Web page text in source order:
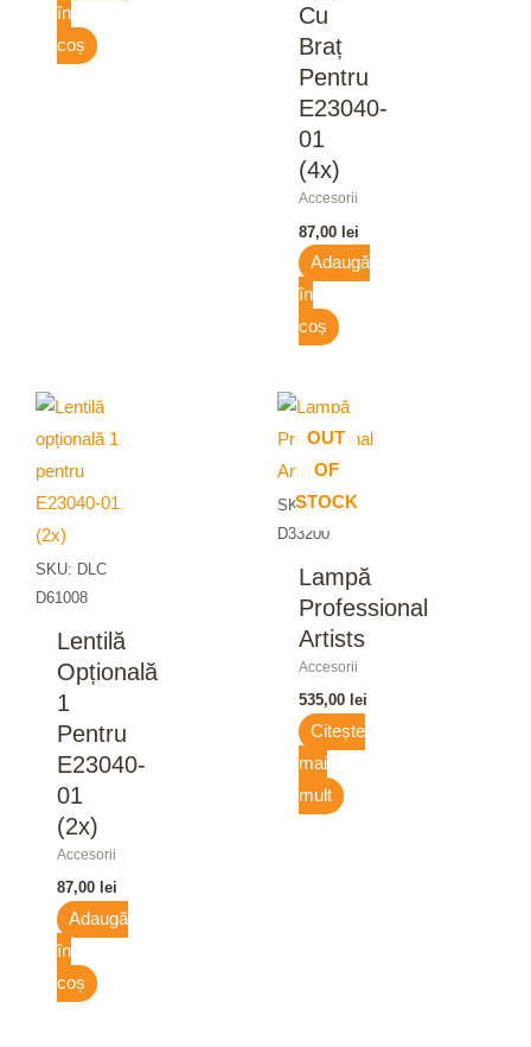
în
coș
Cu
Braț
Pentru
E23040-
01
(4x)
Accesorii
87,00 lei
Adaugă
în
coș
SKU: DLC
D61008
Lentilă
Opțională
1
Pentru
E23040-
01
(2x)
Accesorii
87,00 lei
Adaugă
în
coș
OUT
OF
STOCK
SKU: DLC
D33200
Lampă
Professional
Artists
Accesorii
535,00 lei
Citește
mai
mult